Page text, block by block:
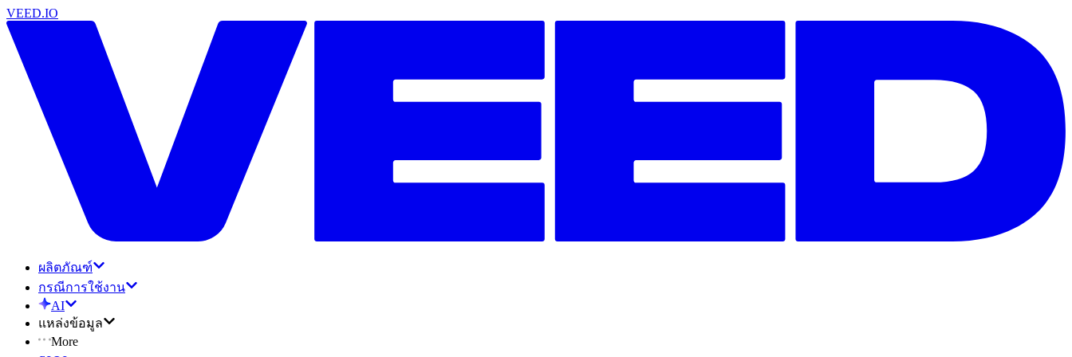
VEED.IO
ผลิตภัณฑ์
กรณีการใช้งาน
AI
แหล่งข้อมูล
More